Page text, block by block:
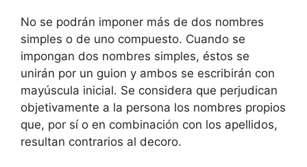
No se podrán imponer más de dos nombres
simples o de uno compuesto. Cuando se
impongan dos nombres simples, éstos se
unirán por un guion y ambos se escribirán con
mayúscula inicial. Se considera que perjudican
objetivamente a la persona los nombres propios
que, por sí o en combinación con los apellidos,
resultan contrarios al decoro.